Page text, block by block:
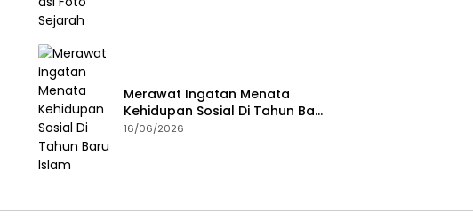
Merawat Ingatan Menata
Kehidupan Sosial Di Tahun Baru
Islam
16/06/2026